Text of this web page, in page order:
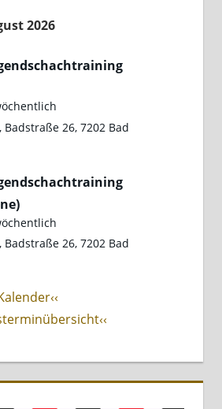
2026
26, 7202 Bad
26, 7202 Bad